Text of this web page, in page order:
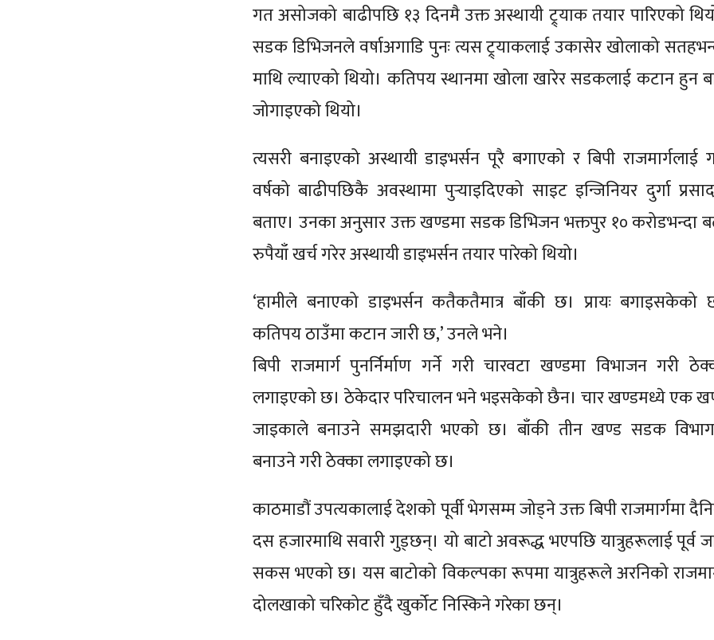
गत असोजको बाढीपछि १३ दिनमै उक्त अस्थायी ट्र्याक तयार पारिएको
सडक डिभिजनले वर्षाअगाडि पुनः त्यस ट्र्याकलाई उकासेर खोलाको
माथि ल्याएको थियो। कतिपय स्थानमा खोला खारेर सडकलाई कटान हुन
जोगाइएको थियो।
त्यसरी बनाइएको अस्थायी डाइभर्सन पूरै बगाएको र बिपी राजमार्गलाई
वर्षको बाढीपछिकै अवस्थामा पुर्‍याइदिएको साइट इन्जिनियर दुर्गा
बताए। उनका अनुसार उक्त खण्डमा सडक डिभिजन भक्तपुर १० करोडभन्दा
रुपैयाँ खर्च गरेर अस्थायी डाइभर्सन तयार पारेको थियो।
‘हामीले बनाएको डाइभर्सन कतैकतैमात्र बाँकी छ। प्रायः बगाइसकेको
कतिपय ठाउँमा कटान जारी छ,’ उनले भने।
बिपी राजमार्ग पुनर्निर्माण गर्ने गरी चारवटा खण्डमा विभाजन गरी
लगाइएको छ। ठेकेदार परिचालन भने भइसकेको छैन। चार खण्डमध्ये एक
जाइकाले बनाउने समझदारी भएको छ। बाँकी तीन खण्ड सडक
बनाउने गरी ठेक्का लगाइएको छ।
काठमाडौं उपत्यकालाई देशको पूर्वी भेगसम्म जोड्ने उक्त बिपी राजमार्गमा
दस हजारमाथि सवारी गुड्छन्। यो बाटो अवरूद्ध भएपछि यात्रुहरूलाई पूर्व
सकस भएको छ। यस बाटोको विकल्पका रूपमा यात्रुहरूले अरनिको
दोलखाको चरिकोट हुँदै खुर्कोट निस्किने गरेका छन्।